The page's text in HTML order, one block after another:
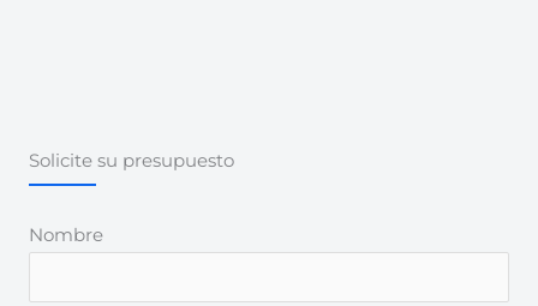
Solicite su presupuesto
Nombre